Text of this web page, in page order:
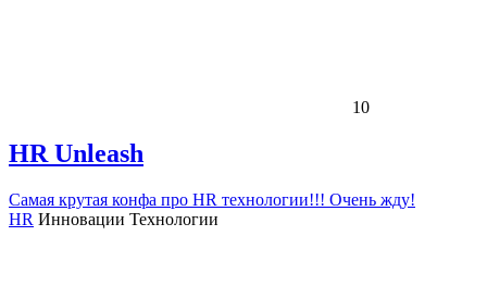
10
HR Unleash
Самая крутая конфа про HR технологии!!! Очень жду!
HR Инновации Технологии